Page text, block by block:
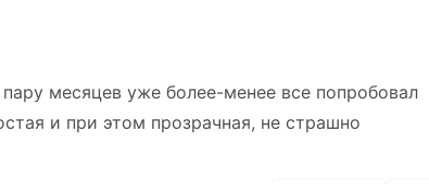
месяцев уже более-менее все попробовал
и при этом прозрачная, не страшно